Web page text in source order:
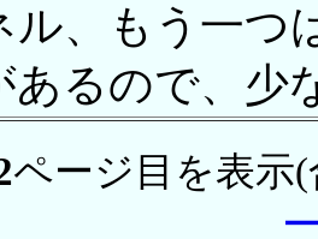
ル、もう一つ
あるので、少
ページ目を表示(